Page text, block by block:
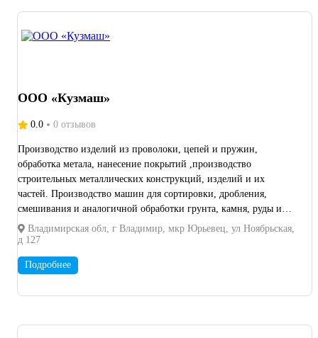
послегарантийным и сервисным обслуживанием.
ООО «Кузмаш»
0.0 0 отзывов
Производство изделий из проволоки, цепей и пружин,
обработка метала, нанесение покрытий ,производство
строительных металлических конструкций, изделий и их
частей. Производство машин для сортировки, дробления,
смешивания и аналогичной обработки грунта, камня, руды и
прочих минеральных веществ.
Владимирская обл, г Владимир, мкр Юрьевец, ул Ноябрьская,
д 127
Подробнее